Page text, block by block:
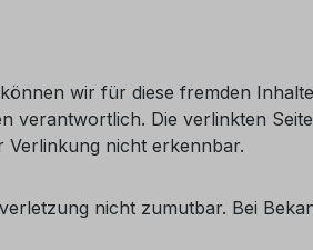
wir für diese fremden
verantwortlich. Die verlinkten
Verlinkung nicht erkennbar.
nicht zumutbar. Bei